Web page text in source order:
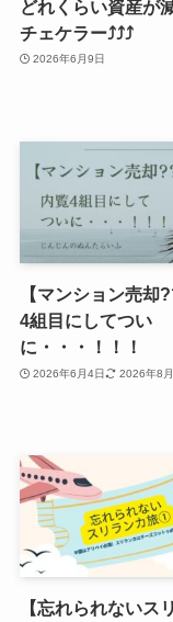
どれくらい資産が
チェケラー⤴⤴⤴
2026年6月9日
【マンション売却
4組目にしてつい
に・・・！！！
2026年6月4日 2026年8
【忘れられないス